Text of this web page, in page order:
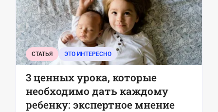
СТАТЬЯ ЭТО ИНТЕРЕСНО
3 ценных урока, которые
необходимо дать каждому
ребенку: экспертное мнение